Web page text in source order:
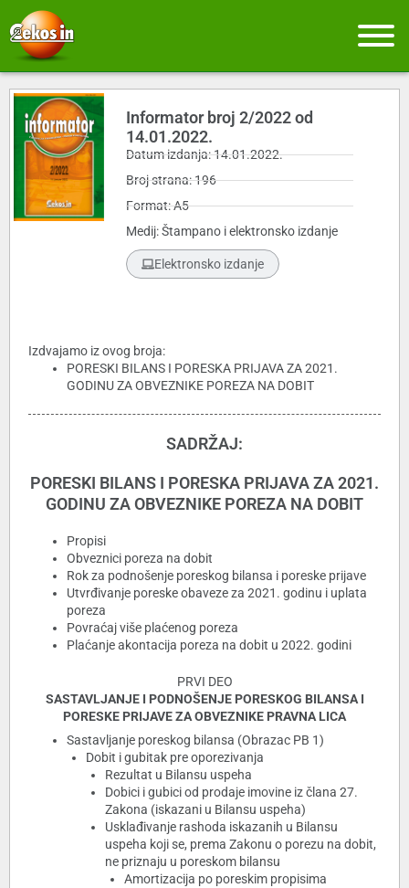
Informator broj 2/2022 od
14.01.2022.
Datum izdanja: 14.01.2022.
Broj strana: 196
Format: A5
Medij: Štampano i elektronsko izdanje
Elektronsko izdanje
Izdvajamo iz ovog broja:
PORESKI BILANS I PORESK​A PRIJAVA ZA 2021.
GODINU ZA OBVEZNIKE POREZA NA DOBIT
SADRŽAJ:
PORESKI BILANS I PORESKA PRIJAVA ZA 2021.
GODINU ZA OBVEZNIKE POREZA NA DOBIT
Propisi
Obveznici poreza na dobit
Rok za podnošenje poreskog bilansa i poreske prijave
Utvrđivanje poreske obaveze za 2021. godinu i uplata
poreza
Povraćaj više plaćenog poreza
Plaćanje akontacija poreza na dobit u 2022. godini
PRVI DEO
SASTAVLJANJE I PODNOŠENJE PORESKOG BILANSA I
PORESKE PRIJAVE ZA OBVEZNIKE PRAVNA LICA
Sastavljanje poreskog bilansa (Obrazac PB 1)
Dobit i gubitak pre oporezivanja
Rezultat u Bilansu uspeha
Dobici i gubici od prodaje imovine iz člana 27.
Zakona (iskazani u Bilansu uspeha)
Usklađivanje rashoda iskazanih u Bilansu
uspeha koji se, prema Zakonu o porezu na dobit,
ne priznaju u poreskom bilansu
Amortizacija po poreskim propisima